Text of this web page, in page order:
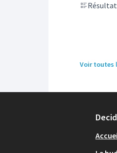
Voir toutes